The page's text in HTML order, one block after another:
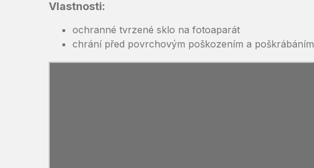
Vlastnosti:
ochranné tvrzené sklo na fotoaparát
chrání před povrchovým poškozením a poškrábáním